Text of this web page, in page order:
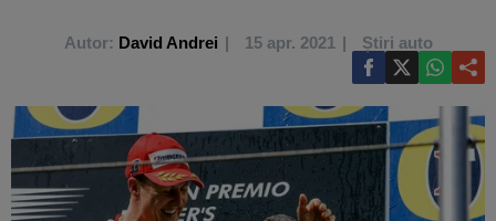
Autor: David Andrei 15 apr. 2021 Știri auto